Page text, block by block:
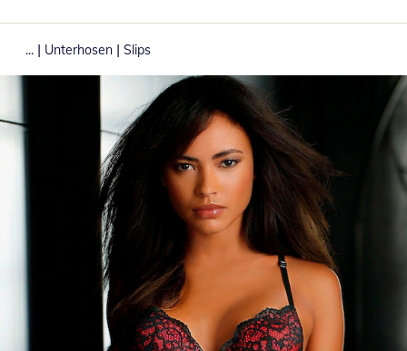
... | Unterhosen | Slips